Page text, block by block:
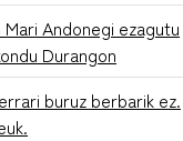
Andonegi ezagutu
Durangon
buruz berbarik ez.